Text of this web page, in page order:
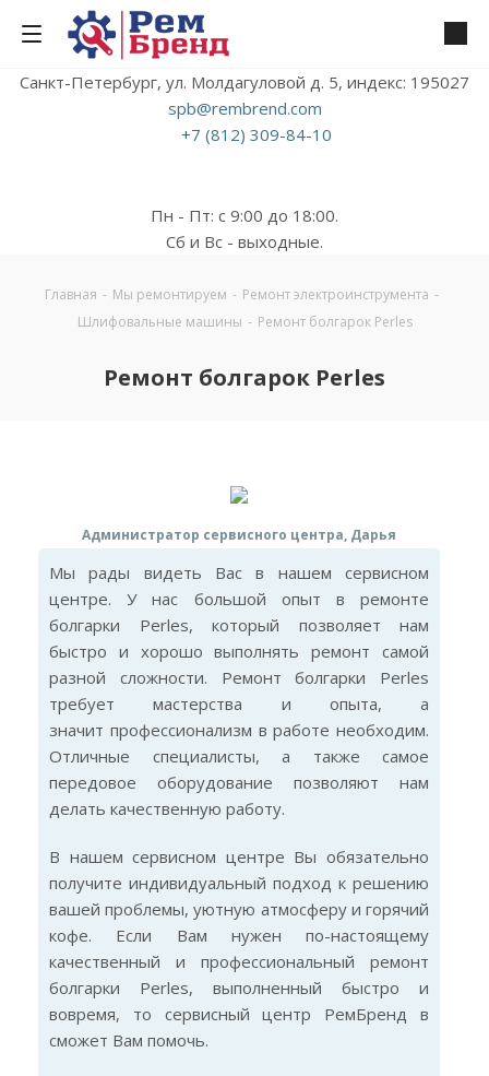
Санкт-Петербург, ул. Молдагуловой д. 5, индекс: 195027
spb@rembrend.com
+7 (812) 309-84-10
Пн - Пт: с 9:00 до 18:00.
Сб и Вс - выходные.
Главная - Мы ремонтируем - Ремонт электроинструмента -
Шлифовальные машины - Ремонт болгарок Perles
Ремонт болгарок Perles
Администратор сервисного центра, Дарья
Мы рады видеть Вас в нашем сервисном
центре. У нас большой опыт в ремонте
болгарки Perles, который позволяет нам
быстро и хорошо выполнять ремонт самой
разной сложности. Ремонт болгарки Perles
требует мастерства и опыта, а
значит профессионализм в работе необходим.
Отличные специалисты, а также самое
передовое оборудование позволяют нам
делать качественную работу.
В нашем сервисном центре Вы обязательно
получите индивидуальный подход к решению
вашей проблемы, уютную атмосферу и горячий
кофе. Если Вам нужен по-настоящему
качественный и профессиональный ремонт
болгарки Perles, выполненный быстро и
вовремя, то сервисный центр РемБренд в
сможет Вам помочь.